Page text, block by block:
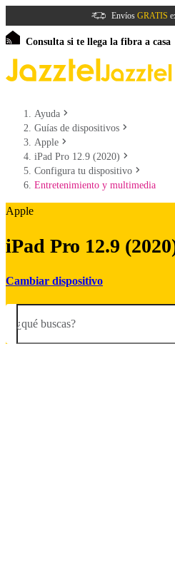
Envíos GRATIS
Consulta si te llega la fibra a casa
Ayuda
Guías de dispositivos
Apple
iPad Pro 12.9 (2020)
Configura tu dispositivo
Entretenimiento y multimedia
Apple
iPad Pro 12.9
Cambiar dispositivo
¿qué buscas?